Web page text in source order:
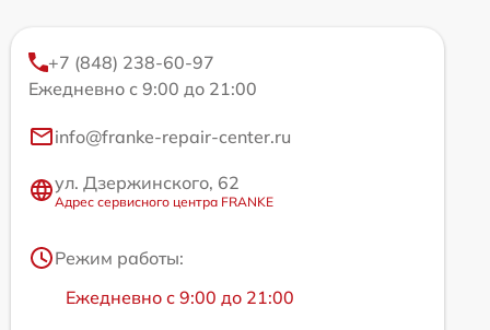
+7 (848) 238-60-97
Ежедневно с 9:00 до 21:00
info@franke-repair-center.ru
ул. Дзержинского, 62
Адрес сервисного центра FRANKE
Режим работы:
Ежедневно с 9:00 до 21:00